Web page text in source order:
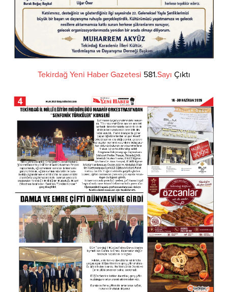
Tekirdağ Yeni Haber Gazetesi 581.Sayı Çıktı